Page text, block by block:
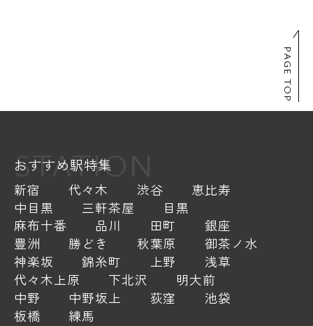
PAGE TOP
STATION
おすすめ駅特集
新宿 代々木 渋谷
恵比寿
中目黒
三軒茶屋
目黒
麻布十番
品川 田町
銀座
豊洲
勝どき 秋葉原
御茶ノ水
神楽坂
錦糸町 上野
浅草
代々木上原
下北沢
明大前
中野
中野坂上 荻窪
池袋
板橋
練馬